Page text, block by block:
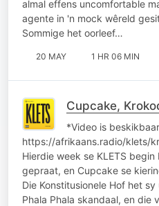
almal effens uncomfortable
agente in 'n mock wêreld
Sommige het oorleef…
20 MAY 1 HR 06 MIN
Cupcake,
*Video is
https://afrikaans.radio/klets/
Hierdie week se KLETS
gepraat, en Cupcake se
Die Konstitusionele Hof het
Phala Phala skandaal, en die